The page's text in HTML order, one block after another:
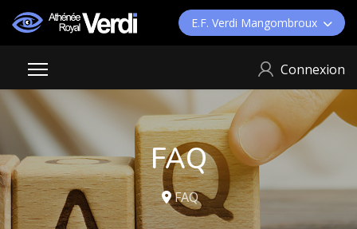
E.F. Verdi Mangombroux
Connexion
FAQ
FAQ